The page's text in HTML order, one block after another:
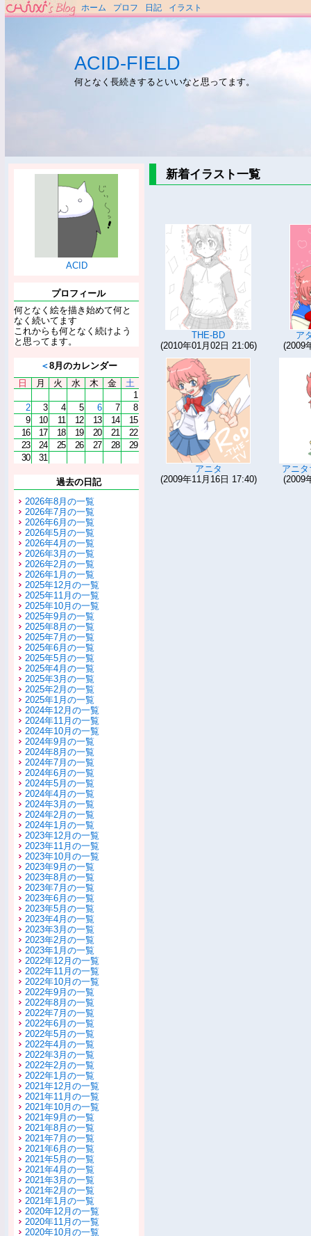
ホーム プロフ 日記 イラスト
ACID-FIELD
何となく長続きするといいなと思ってます。
ACID
プロフィール
何となく絵を描き始めて何と
なく続いてます
これからも何となく続けよう
と思ってます。
＜8月のカレンダー
日
月 火 水 木 金
土
1
2
3 4 5 6 7
8
9
10 11 12 13 14
15
16
17 18 19 20 21
22
23
24 25 26 27 28
29
30
31
過去の日記
2026年8月の一覧
2026年7月の一覧
2026年6月の一覧
2026年5月の一覧
2026年4月の一覧
2026年3月の一覧
2026年2月の一覧
2026年1月の一覧
2025年12月の一覧
2025年11月の一覧
2025年10月の一覧
2025年9月の一覧
2025年8月の一覧
2025年7月の一覧
2025年6月の一覧
2025年5月の一覧
2025年4月の一覧
2025年3月の一覧
2025年2月の一覧
2025年1月の一覧
2024年12月の一覧
2024年11月の一覧
2024年10月の一覧
2024年9月の一覧
2024年8月の一覧
2024年7月の一覧
2024年6月の一覧
2024年5月の一覧
2024年4月の一覧
2024年3月の一覧
2024年2月の一覧
2024年1月の一覧
2023年12月の一覧
2023年11月の一覧
2023年10月の一覧
2023年9月の一覧
2023年8月の一覧
2023年7月の一覧
2023年6月の一覧
2023年5月の一覧
2023年4月の一覧
2023年3月の一覧
2023年2月の一覧
2023年1月の一覧
2022年12月の一覧
2022年11月の一覧
2022年10月の一覧
2022年9月の一覧
2022年8月の一覧
2022年7月の一覧
2022年6月の一覧
2022年5月の一覧
2022年4月の一覧
2022年3月の一覧
2022年2月の一覧
2022年1月の一覧
2021年12月の一覧
2021年11月の一覧
2021年10月の一覧
2021年9月の一覧
2021年8月の一覧
2021年7月の一覧
2021年6月の一覧
2021年5月の一覧
2021年4月の一覧
2021年3月の一覧
2021年2月の一覧
2021年1月の一覧
2020年12月の一覧
2020年11月の一覧
2020年10月の一覧
新着イラスト一覧
THE-BD
(2010年01月02日 21:06)
ア
(2009
アニタ
(2009年11月16日 17:40)
アニ
(2009